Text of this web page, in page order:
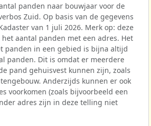
panden naar bouwjaar voor de
Zuid. Op basis van de gegevens
van 1 juli 2026. Merk op: deze
aantal panden met een adres. Het
panden in een gebied is bijna altijd
panden. Dit is omdat er meerdere
pand gehuisvest kunnen zijn, zoals
Anderzijds kunnen er ook
voorkomen (zoals bijvoorbeeld een
adres zijn in deze telling niet